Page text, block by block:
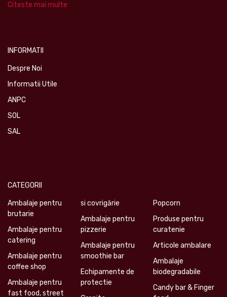
Citeste mai multe
INFORMATII
Despre Noi
Informatii Utile
ANPC
SOL
SAL
CATEGORII
Ambalaje pentru
brutarie
Ambalaje pentru
catering
Ambalaje pentru
coffee shop
Ambalaje pentru
fast food, street
si covrigărie
Ambalaje pentru
pizzerie
Ambalaje pentru
smoothie bar
Echipamente de
protectie
Popcorn
Produse pentru
curatenie
Articole ambalare
Ambalaje
biodegradabile
Candy bar & Finger